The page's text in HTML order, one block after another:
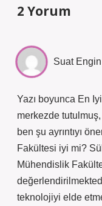
2 Yorum
Suat Engin
Yazı boyunca En
merkezde
ben şu ayrıntıyı
Fakültesi iyi mi?
Mühendislik
teknolojiyi elde